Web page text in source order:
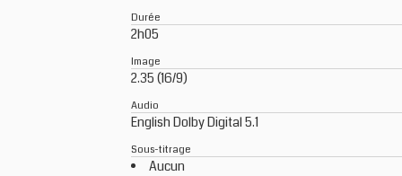
Durée
2h05
Image
2.35 (16/9)
Audio
English Dolby Digital 5.1
Sous-titrage
Aucun